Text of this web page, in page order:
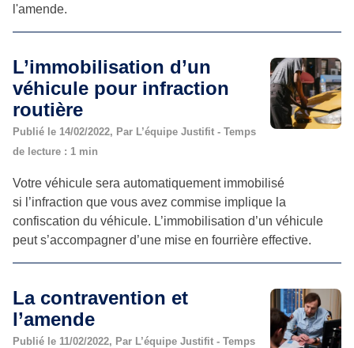
l'amende.
L’immobilisation d’un
véhicule pour infraction
routière
Publié le 14/02/2022, Par L’équipe Justifit - Temps
de lecture : 1 min
Votre véhicule sera automatiquement immobilisé
si l’infraction que vous avez commise implique la
confiscation du véhicule. L’immobilisation d’un véhicule
peut s’accompagner d’une mise en fourrière effective.
La contravention et
l’amende
Publié le 11/02/2022, Par L’équipe Justifit - Temps